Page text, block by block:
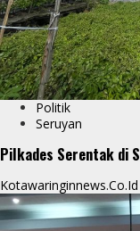
Politik
Seruyan
Pilkades Serentak di
Kotawaringinnews.co.id